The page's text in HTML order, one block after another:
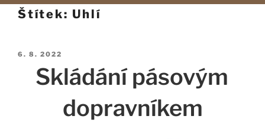
Štítek: Uhlí
Publikováno
6. 8. 2022
Skládání pásovým
dopravníkem